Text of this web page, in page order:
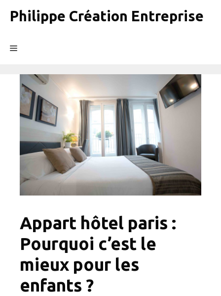
Philippe Création Entreprise
Menu
Appart hôtel paris :
Pourquoi c’est le
mieux pour les
enfants ?